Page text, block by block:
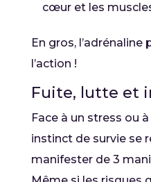
cœur et les
En gros,
l’action !
Fuite, lutte et
Face à un stress ou
instinct de survie se
manifester de 3